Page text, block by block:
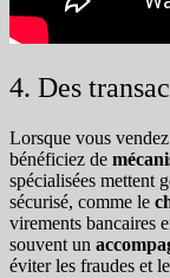
4. Des
Lorsque vous
bénéficiez de
spécialisées mettent
sécurisé, comme le
virements bancaires
souvent un
éviter les fraudes et